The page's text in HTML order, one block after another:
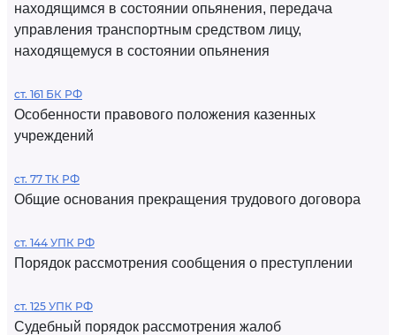
находящимся в состоянии опьянения, передача
управления транспортным средством лицу,
находящемуся в состоянии опьянения
ст. 161 БК РФ
Особенности правового положения казенных
учреждений
ст. 77 ТК РФ
Общие основания прекращения трудового договора
ст. 144 УПК РФ
Порядок рассмотрения сообщения о преступлении
ст. 125 УПК РФ
Судебный порядок рассмотрения жалоб